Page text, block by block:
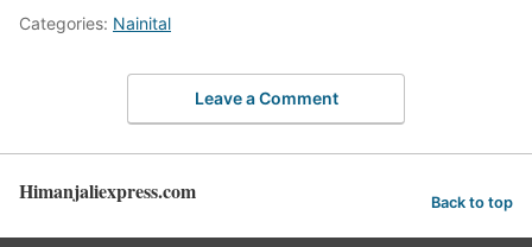
Categories: Nainital
Leave a Comment
Himanjaliexpress.com Back to top